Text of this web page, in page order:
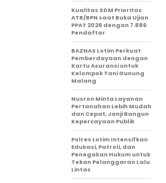
Kualitas SDM Prioritas
ATR/BPN saat Buka Ujian
PPAT 2026 dengan 7.886
Pendaftar
BAZNAS Lotim Perkuat
Pemberdayaan dengan
Kartu Asuransi untuk
Kelompok Tani Gunung
Malang
Nusron Minta Layanan
Pertanahan Lebih Mudah
dan Cepat, Janji Bangun
Kepercayaan Publik
Polres Lotim Intensifkan
Edukasi, Patroli, dan
Penegakan Hukum untuk
Tekan Pelanggaran Lalu
Lintas